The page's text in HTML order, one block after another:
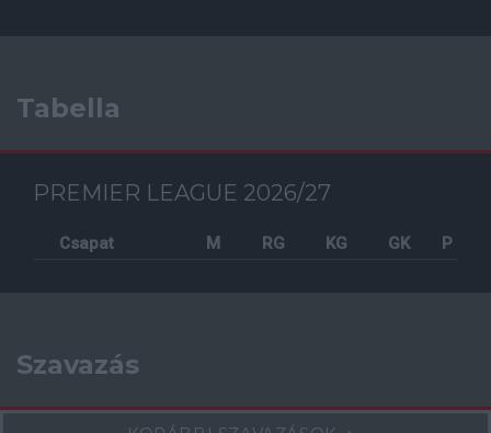
Tabella
PREMIER LEAGUE 2026/27
Csapat M RG KG GK P
Szavazás